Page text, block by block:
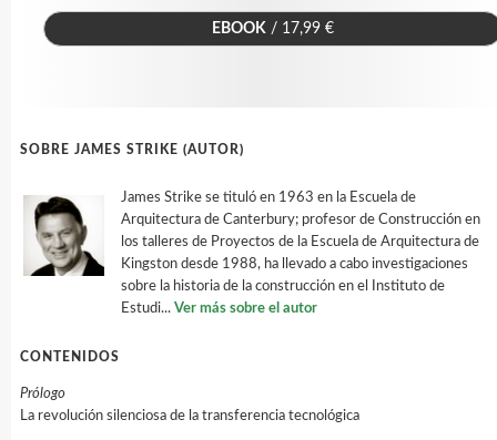
EBOOK / 17,99 €
SOBRE JAMES STRIKE (AUTOR)
James Strike se tituló en 1963 en la Escuela de
Arquitectura de Canterbury; profesor de Construcción en
los talleres de Proyectos de la Escuela de Arquitectura de
Kingston desde 1988, ha llevado a cabo investigaciones
sobre la historia de la construcción en el Instituto de
Estudi... Ver más sobre el autor
CONTENIDOS
Prólogo
La revolución silenciosa de la transferencia tecnológica